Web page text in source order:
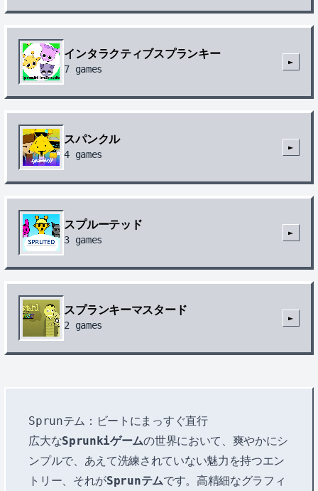
インタラクティブスプランキー
7 games
►
スパンクル
4 games
►
スプルーテッド
3 games
►
スプランキーマスタード
2 games
►
Sprunテム：ビートにまっすぐ直行
広大なSprunkiゲームの世界において、爽やかにシ
ンプルで、あえて洗練されていない魅力を持つエン
トリー、それがSprunテムです。高精細なグラフィ